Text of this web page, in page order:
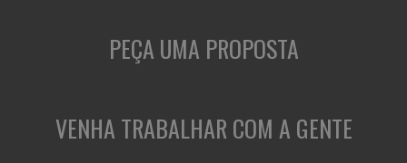
PEÇA UMA PROPOSTA
VENHA TRABALHAR COM A GENTE